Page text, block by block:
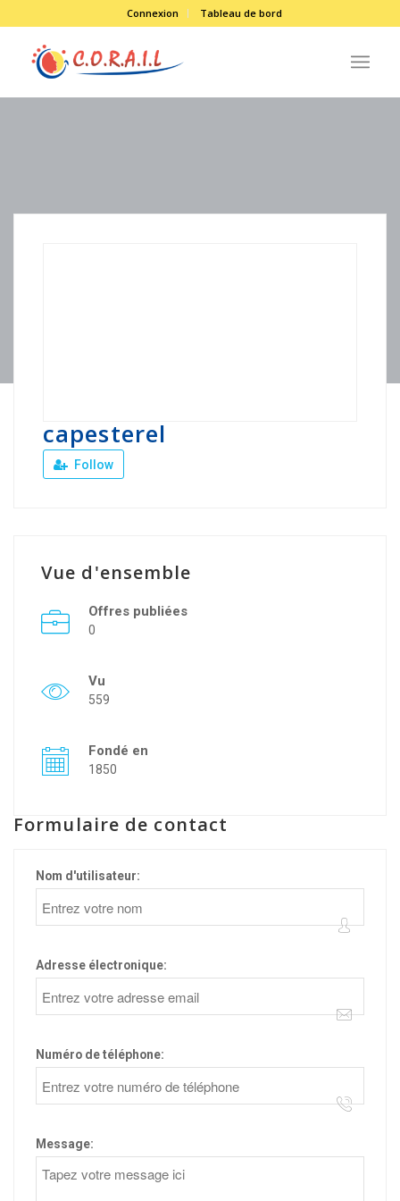
Connexion Tableau de bord
capesterel
Follow
Vue d'ensemble
Offres publiées
0
Vu
559
Fondé en
1850
Formulaire de contact
Nom d'utilisateur:
Adresse électronique:
Numéro de téléphone:
Message: